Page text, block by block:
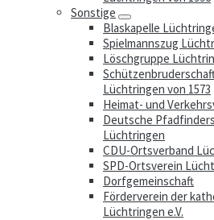
Sonstige
Blaskapelle
Spielmannszug
Löschgruppe
Lüchtringen von 1573
Heimat- und
Deutsche
Lüchtringen
CDU-Ortsverband
SPD-Ortsverein
Dorfgemeinschaft
Förderverein der
Lüchtringen e.V.